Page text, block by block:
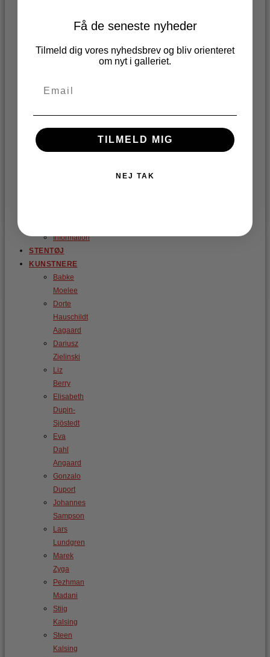
Etnisk
i
Figurative
Information
STENTØJ
KUNSTNERE
Babke
Moelee
Dorte
Hauschildt
Aagaard
Dariusz
Zielinski
Liz
Berry
Elisabeth
Dupin-
Sjöstedt
Eva
Dahl
Angaard
Gonzalo
Duport
Johannes
Sampson
Lars
Lundgren
Marek
Zyga
Pezhman
Madani
Stiig
Kalsing
Steen
Kalsing
Få de seneste nyheder
Tilmeld dig vores nyhedsbrev og bliv orienteret
om nyt i galleriet.
TILMELD MIG
NEJ TAK